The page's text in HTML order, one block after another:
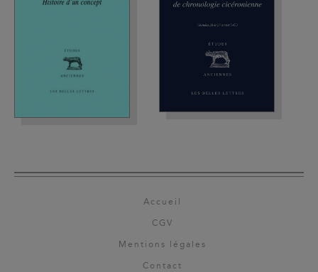
Accueil
CGV
Mentions légales
Contact